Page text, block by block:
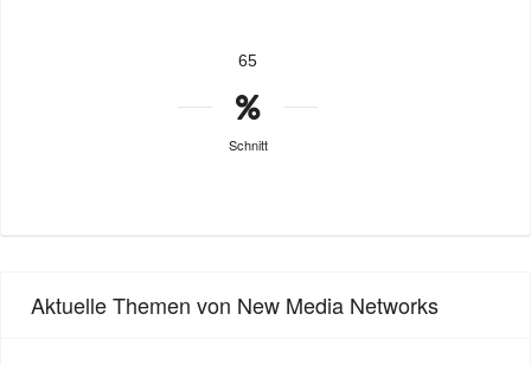
65
Schnitt
Aktuelle Themen von New Media Networks